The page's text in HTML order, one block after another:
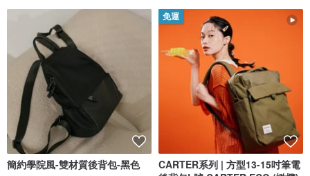
簡約學院風-雙材質後背包-黑色
免運
CARTER系列 | 方型13-15吋筆電